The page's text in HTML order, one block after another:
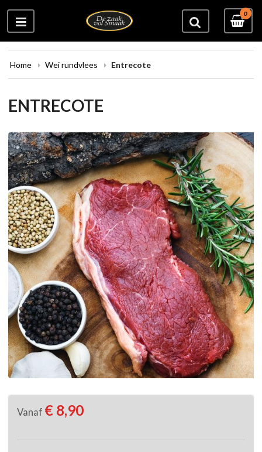
0
Home Wei rundvlees Entrecote
ENTRECOTE
Vanaf € 8,90